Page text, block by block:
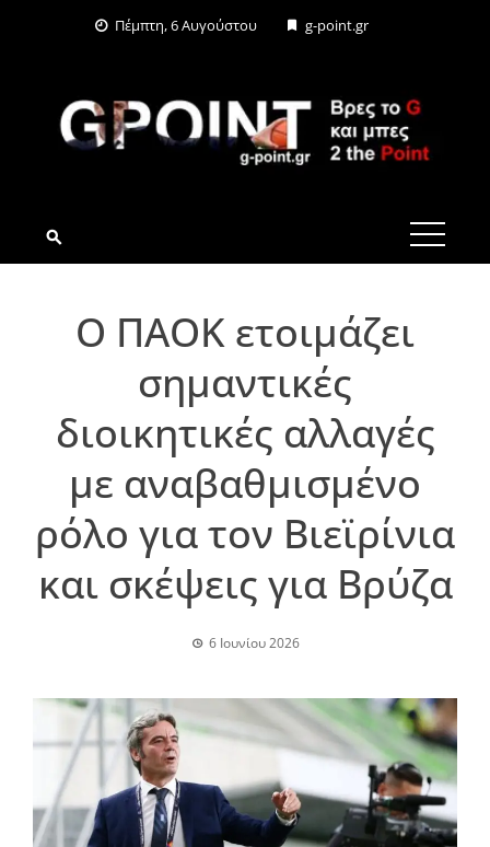
Πέμπτη, 6 Αυγούστου g-point.gr
G-POINT.GR
Ο ΠΑΟΚ ετοιμάζει
σημαντικές
διοικητικές αλλαγές
με αναβαθμισμένο
ρόλο για τον Βιεϊρίνια
και σκέψεις για Βρύζα
6 Ιουνίου 2026